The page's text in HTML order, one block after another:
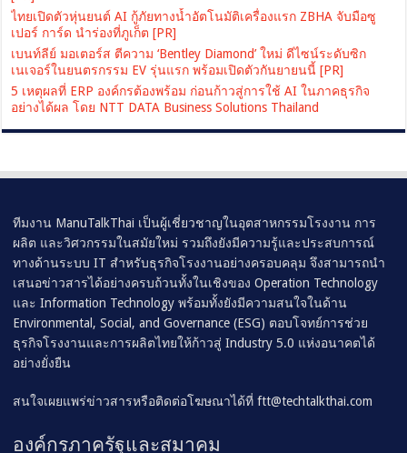
ไทยเปิดตัวหุ่นยนต์ AI กู้ภัยทางน้ำอัตโนมัติเครื่องแรก ZBHA จับมือซู
เปอร์ การ์ด นำร่องที่ภูเก็ต [PR]
เบนท์ลีย์ มอเตอร์ส ตีความ ‘Bentley Diamond’ ใหม่ ดีไซน์ระดับซิก
เนเจอร์ในยนตรกรรม EV รุ่นแรก พร้อมเปิดตัวกันยายนนี้ [PR]
5 เหตุผลที่ ERP องค์กรต้องพร้อม ก่อนก้าวสู่การใช้ AI ในภาคธุรกิจ
อย่างได้ผล โดย NTT DATA Business Solutions Thailand
ทีมงาน ManuTalkThai เป็นผู้เชี่ยวชาญในอุตสาหกรรมโรงงาน การ
ผลิต และวิศวกรรมในสมัยใหม่ รวมถึงยังมีความรู้และประสบการณ์
ทางด้านระบบ IT สำหรับธุรกิจโรงงานอย่างครอบคลุม จึงสามารถนำ
เสนอข่าวสารได้อย่างครบถ้วนทั้งในเชิงของ Operation Technology
และ Information Technology พร้อมทั้งยังมีความสนใจในด้าน
Environmental, Social, and Governance (ESG) ตอบโจทย์การช่วย
ธุรกิจโรงงานและการผลิตไทยให้ก้าวสู่ Industry 5.0 แห่งอนาคตได้
อย่างยั่งยืน
สนใจเผยแพร่ข่าวสารหรือติดต่อโฆษณาได้ที่ftt@techtalkthai.com
องค์กรภาครัฐและสมาคม